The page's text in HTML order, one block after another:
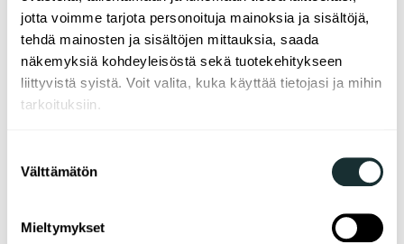
jotta voimme tarjota personoituja mainoksia ja sisältöjä,
tehdä mainosten ja sisältöjen mittauksia, saada
näkemyksiä kohdeyleisöstä sekä tuotekehitykseen
liittyvistä syistä. Voit valita, kuka käyttää tietojasi ja mihin
tarkoituksiin.
Kerätä tietoja maantieteellisestä sijainnistasi,
ominaispiirteitä aktiivisesti (sormenjäljen
valinta
Välttämätön
Mieltymykset
ma–pe kel­lo 12.00–14.30
Puhelu meille maksaa soittajan oman operaattorin
määrittelemän matkapuhelinverkko- tai
paikallisverkkomaksun verran.
Linkit